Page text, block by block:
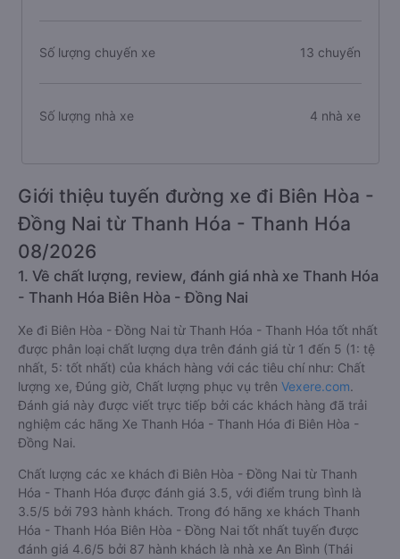
Số lượng chuyến xe 13 chuyến
Số lượng nhà xe 4 nhà xe
Giới thiệu tuyến đường xe đi Biên Hòa -
Đồng Nai từ Thanh Hóa - Thanh Hóa
08/2026
1. Về chất lượng, review, đánh giá nhà xe Thanh Hóa
- Thanh Hóa Biên Hòa - Đồng Nai
Xe đi Biên Hòa - Đồng Nai từ Thanh Hóa - Thanh Hóa tốt nhất
được phân loại chất lượng dựa trên đánh giá từ 1 đến 5 (1: tệ
nhất, 5: tốt nhất) của khách hàng với các tiêu chí như: Chất
lượng xe, Đúng giờ, Chất lượng phục vụ trên Vexere.com.
Đánh giá này được viết trực tiếp bởi các khách hàng đã trải
nghiệm các hãng Xe Thanh Hóa - Thanh Hóa đi Biên Hòa -
Đồng Nai.
Chất lượng các xe khách đi Biên Hòa - Đồng Nai từ Thanh
Hóa - Thanh Hóa được đánh giá 3.5, với điểm trung bình là
3.5/5 bởi 793 hành khách. Trong đó hãng xe khách Thanh
Hóa - Thanh Hóa Biên Hòa - Đồng Nai tốt nhất tuyến được
đánh giá 4.6/5 bởi 87 hành khách là nhà xe An Bình (Thái